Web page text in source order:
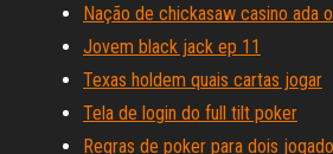
Nação de chickasaw casino ada
Jovem black jack ep 11
Texas holdem quais cartas jogar
Tela de login do full tilt poker
Regras de poker para dois